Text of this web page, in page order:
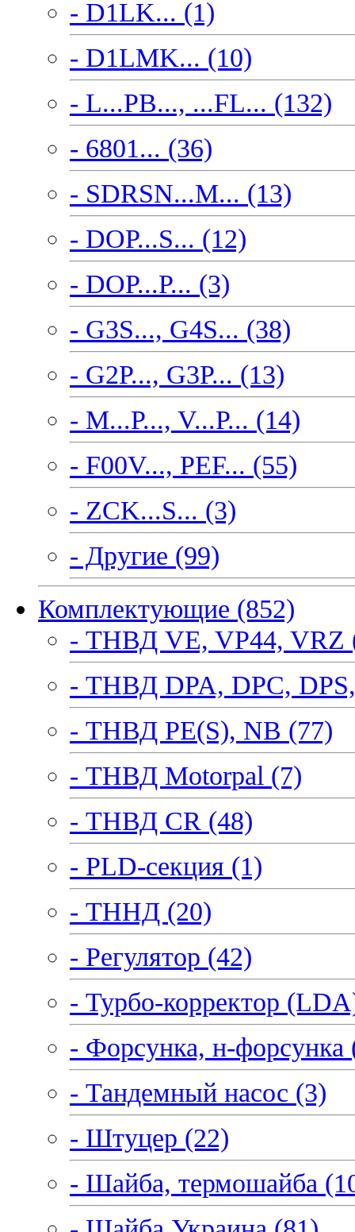
- D1LK... (1)
- D1LMK... (10)
- L...PB..., ...FL... (132)
- 6801... (36)
- SDRSN...M... (13)
- DOP...S... (12)
- DOP...P... (3)
- G3S..., G4S... (38)
- G2P..., G3P... (13)
- M...P..., V...P... (14)
- F00V..., PEF... (55)
- ZCK...S... (3)
- Другие (99)
Комплектующие (852)
- ТНВД VE, VP44, VRZ
- ТНВД DPA, DPC,
- ТНВД PE(S), NB (77)
- ТНВД Motorpal (7)
- ТНВД CR (48)
- PLD-секция (1)
- ТННД (20)
- Регулятор (42)
- Турбо-корректор
- Форсунка, н-форсунка
- Тандемный насос (3)
- Штуцер (22)
- Шайба, термошайба